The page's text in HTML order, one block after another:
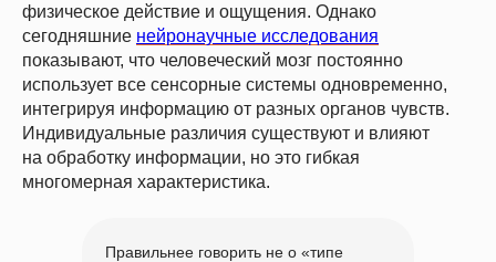
физическое действие и ощущения. Однако
сегодняшние нейронаучные исследования
показывают, что человеческий мозг постоянно
использует все сенсорные системы одновременно,
интегрируя информацию от разных органов чувств.
Индивидуальные различия существуют и влияют
на обработку информации, но это гибкая
многомерная характеристика.
Правильнее говорить не о «типе